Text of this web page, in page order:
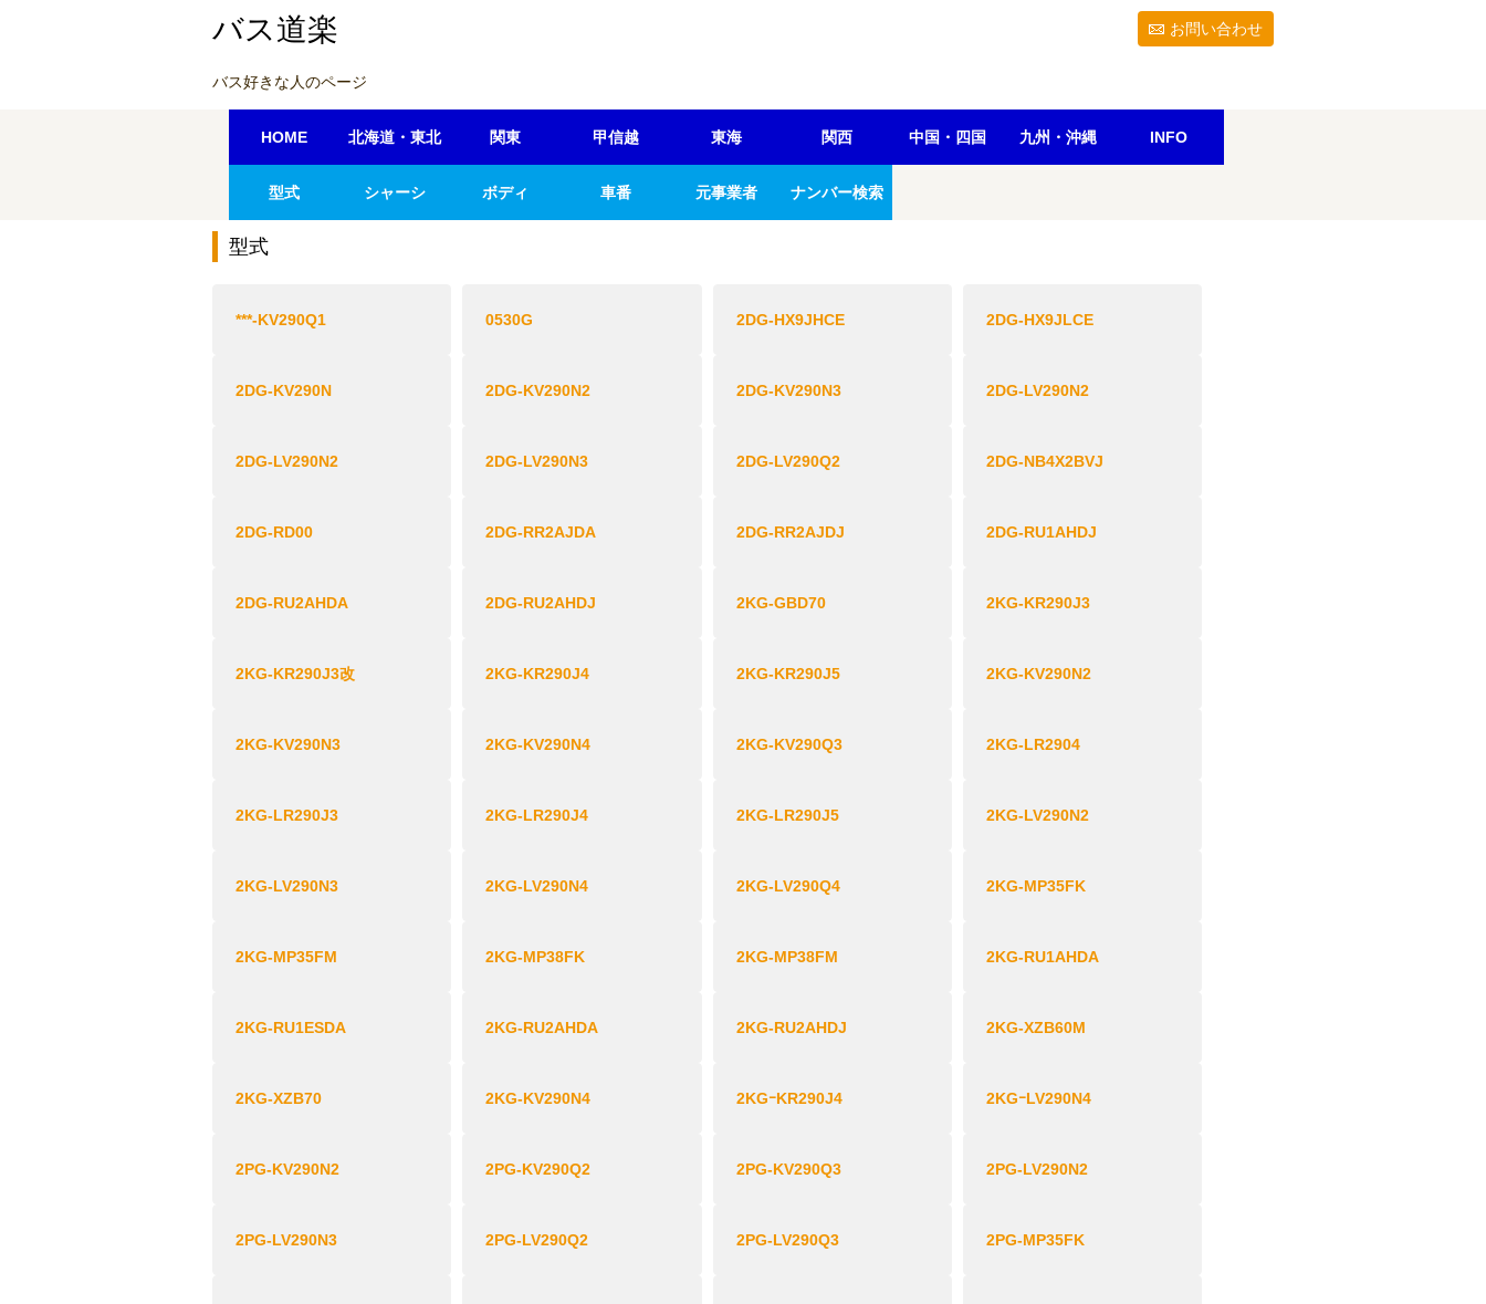
バス道楽 お問い合わせ
バス好きな人のページ
HOME 北海道・東北 関東 甲信越 東海 関西 中国・四国 九州・沖縄 INFO
型式 シャーシ ボディ 車番 元事業者 ナンバー検索
型式
***-KV290Q1 0530G 2DG-HX9JHCE 2DG-HX9JLCE
2DG-KV290N 2DG-KV290N2 2DG-KV290N3 2DG-LV290N2
2DG-LV290N2 2DG-LV290N3 2DG-LV290Q2 2DG-NB4X2BVJ
2DG-RD00 2DG-RR2AJDA 2DG-RR2AJDJ 2DG-RU1AHDJ
2DG-RU2AHDA 2DG-RU2AHDJ 2KG-GBD70 2KG-KR290J3
2KG-KR290J3改 2KG-KR290J4 2KG-KR290J5 2KG-KV290N2
2KG-KV290N3 2KG-KV290N4 2KG-KV290Q3 2KG-LR2904
2KG-LR290J3 2KG-LR290J4 2KG-LR290J5 2KG-LV290N2
2KG-LV290N3 2KG-LV290N4 2KG-LV290Q4 2KG-MP35FK
2KG-MP35FM 2KG-MP38FK 2KG-MP38FM 2KG-RU1AHDA
2KG-RU1ESDA 2KG-RU2AHDA 2KG-RU2AHDJ 2KG-XZB60M
2KG-XZB70 2KG‐KV290N4 2KGｰKR290J4 2KGｰLV290N4
2PG-KV290N2 2PG-KV290Q2 2PG-KV290Q3 2PG-LV290N2
2PG-LV290N3 2PG-LV290Q2 2PG-LV290Q3 2PG-MP35FK